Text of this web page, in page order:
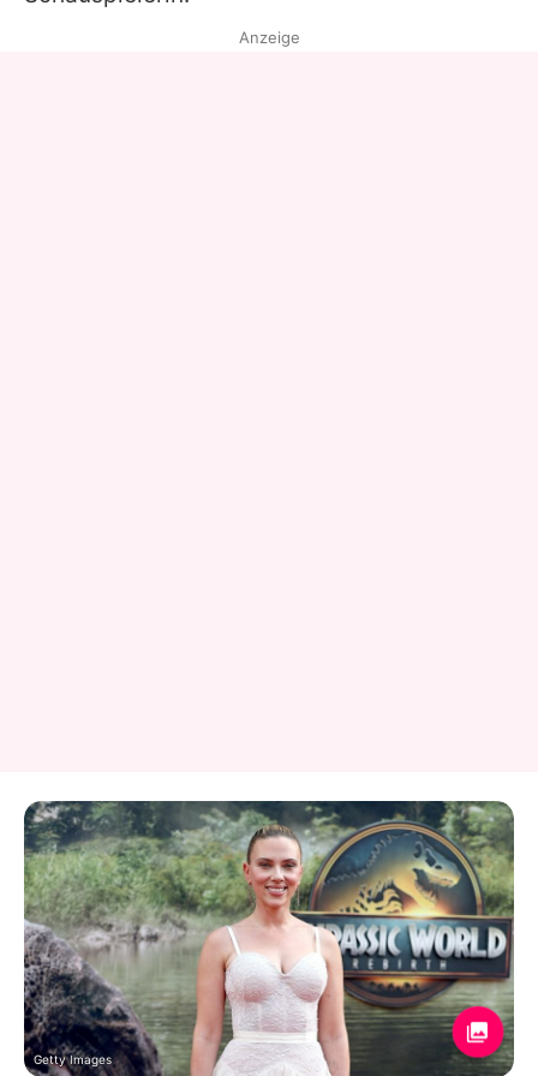
Anzeige
Getty Images